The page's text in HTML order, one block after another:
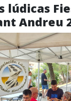
lúdicas
Andreu